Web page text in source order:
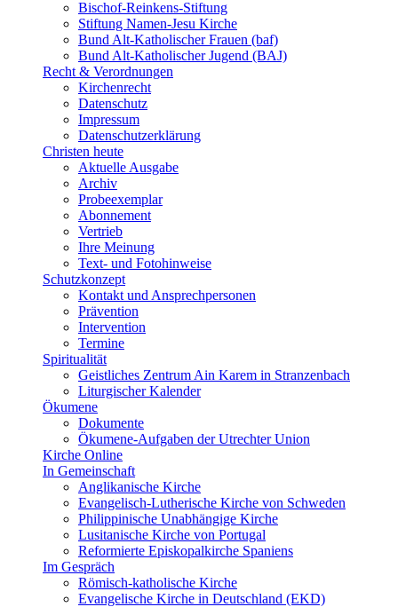
Bischof-Reinkens-Stiftung
Stiftung Namen-Jesu Kirche
Bund Alt-Katholischer Frauen (baf)
Bund Alt-Katholischer Jugend (BAJ)
Recht & Verordnungen
Kirchenrecht
Datenschutz
Impressum
Datenschutzerklärung
Christen heute
Aktuelle Ausgabe
Archiv
Probeexemplar
Abonnement
Vertrieb
Ihre Meinung
Text- und Fotohinweise
Schutzkonzept
Kontakt und Ansprechpersonen
Prävention
Intervention
Termine
Spiritualität
Geistliches Zentrum Ain Karem in Stranzenbach
Liturgischer Kalender
Ökumene
Dokumente
Ökumene-Aufgaben der Utrechter Union
Kirche Online
In Gemeinschaft
Anglikanische Kirche
Evangelisch-Lutherische Kirche von Schweden
Philippinische Unabhängige Kirche
Lusitanische Kirche von Portugal
Reformierte Episkopalkirche Spaniens
Im Gespräch
Römisch-katholische Kirche
Evangelische Kirche in Deutschland (EKD)